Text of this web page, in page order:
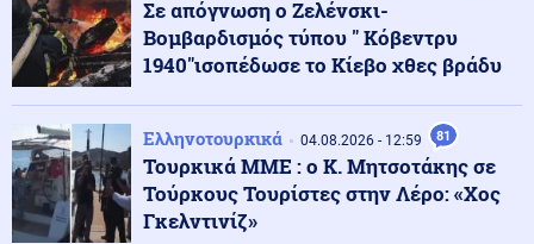
Οι ΗΠΑ ανέστειλαν τις εισαγωγές αβοκάντο από το
Μεξικό για λόγους ασφαλείας
Κόσμος 05.08.2026 - 23:04
Ο Πεζεσκιάν παραδέχεται ότι η επικοινωνία με τον
Μοτζτάμπα Χαμενεΐ είναι «τώρα πολύ δύσκολη»
Ένοπλες Συρράξεις
Σε απόγνωση ο Ζελένσκι-
Βομβαρδισμός τύπου " Κόβεντρυ
1940"ισοπέδωσε το Κίεβο χθες βράδυ
Ελληνοτουρκικά 04.08.2026 - 12:59 81
Τουρκικά ΜΜΕ : ο Κ. Μητσοτάκης σε
Τούρκους Τουρίστες στην Λέρο: «Χος
Γκελντινίζ»